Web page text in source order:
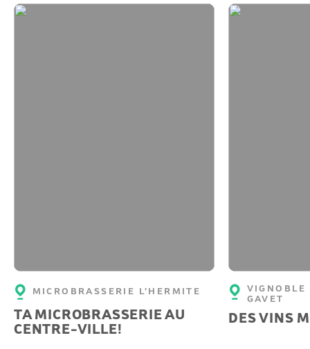
MICROBRASSERIE L'HERMITE
TA MICROBRASSERIE AU
CENTRE-VILLE!
VIGNOBLE
GAVET
DES VINS